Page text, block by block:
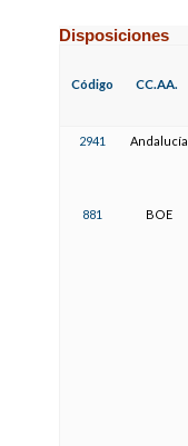
Disposiciones
Código CC.AA.
2941 Andalucía
881 BOE